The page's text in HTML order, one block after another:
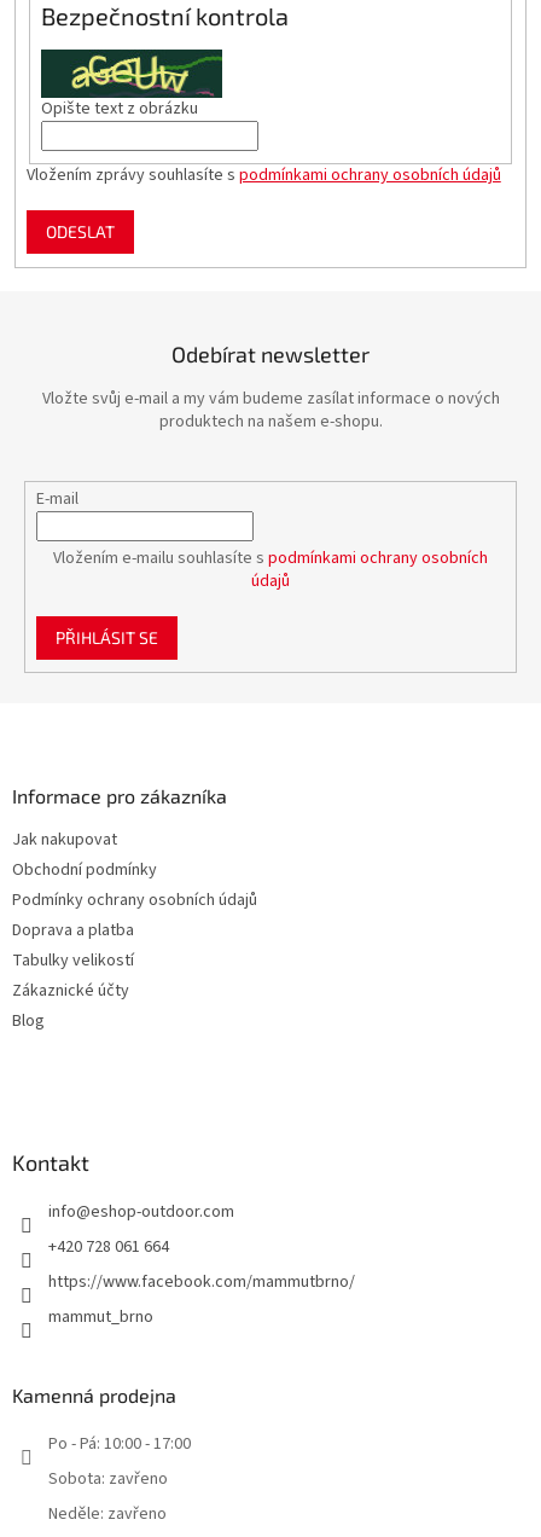
Bezpečnostní kontrola
Opište text z obrázku
Vložením zprávy souhlasíte s podmínkami ochrany osobních údajů
ODESLAT
Odebírat newsletter
Vložte svůj e-mail a my vám budeme zasílat informace o nových
produktech na našem e-shopu.
E-mail
Vložením e-mailu souhlasíte s podmínkami ochrany osobních
údajů
PŘIHLÁSIT SE
Informace pro zákazníka
Jak nakupovat
Obchodní podmínky
Podmínky ochrany osobních údajů
Doprava a platba
Tabulky velikostí
Zákaznické účty
Blog
Kontakt
info@eshop-outdoor.com
+420 728 061 664
https://www.facebook.com/mammutbrno/
mammut_brno
Kamenná prodejna
Po - Pá: 10:00 - 17:00
Sobota: zavřeno
Neděle: zavřeno